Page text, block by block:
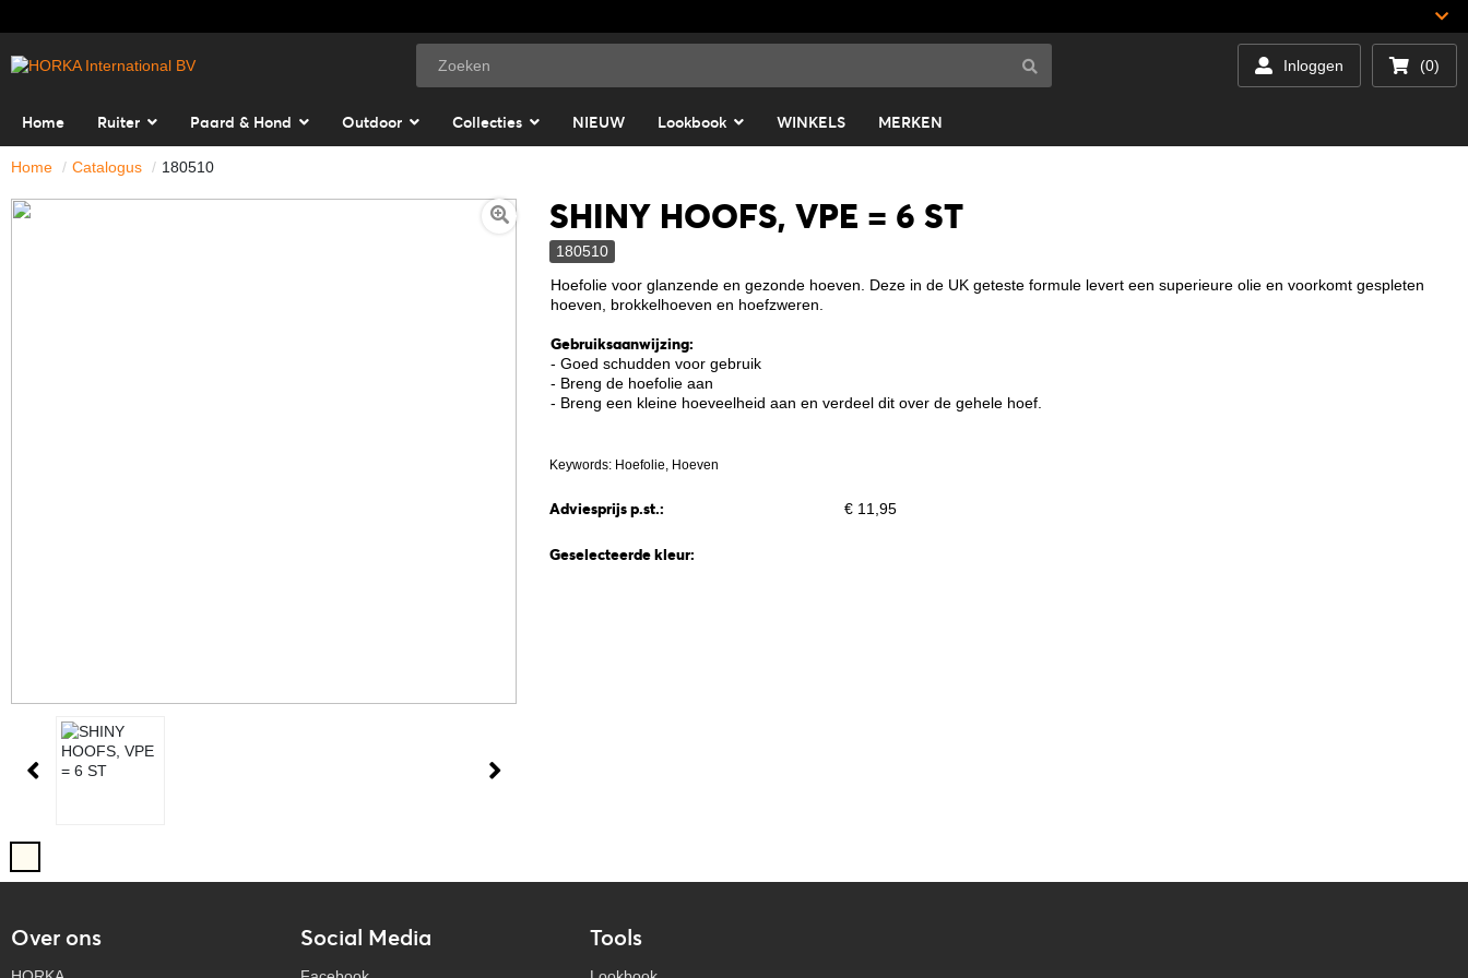
Inloggen (0)
Home Ruiter Paard & Hond Outdoor Collecties NIEUW Lookbook WINKELS MERKEN
Home Catalogus 180510
SHINY HOOFS, VPE = 6 ST
180510
Hoefolie voor glanzende en gezonde hoeven. Deze in de UK geteste formule levert een superieure olie en voorkomt gespleten
hoeven, brokkelhoeven en hoefzweren.
Gebruiksaanwijzing:
- Goed schudden voor gebruik
- Breng de hoefolie aan
- Breng een kleine hoeveelheid aan en verdeel dit over de gehele hoef.
Keywords: Hoefolie, Hoeven
Adviesprijs p.st.: € 11,95
Geselecteerde kleur:
Over ons Social Media Tools